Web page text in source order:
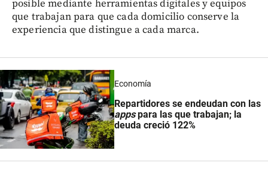
posible mediante herramientas digitales y equipos
que trabajan para que cada domicilio conserve la
experiencia que distingue a cada marca.
Economía
Repartidores se endeudan con las
appspara las que trabajan; la
deuda creció 122%